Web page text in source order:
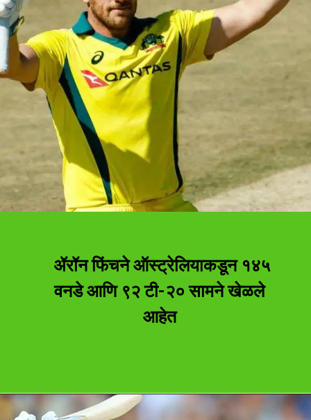
ॲरॉन फिंचने ऑस्ट्रेलियाकडून १४५
वनडे आणि ९२ टी-२० सामने खेळले
आहेत